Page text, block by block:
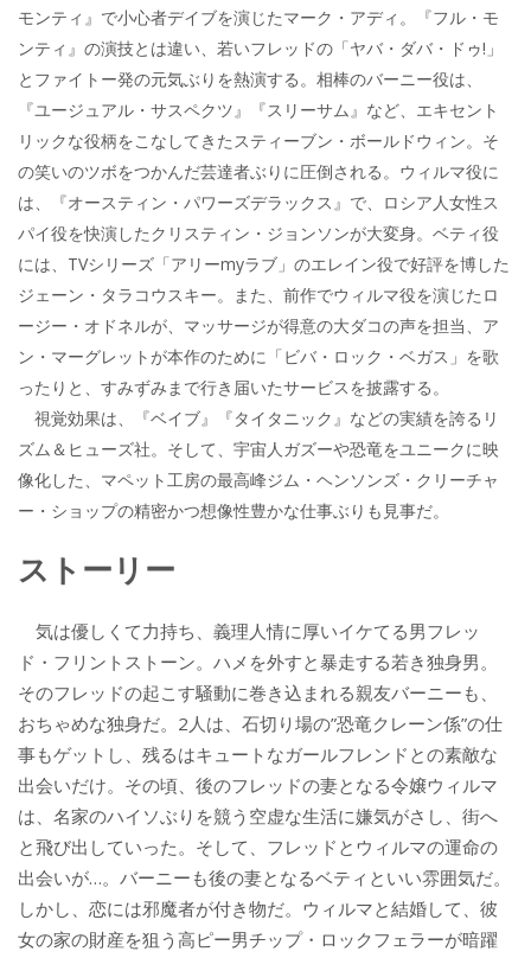
モンティ』で小心者デイブを演じたマーク・アディ。『フル・モ
ンティ』の演技とは違い、若いフレッドの「ヤバ・ダバ・ドゥ!」
とファイトー発の元気ぶりを熱演する。相棒のバーニー役は、
『ユージュアル・サスペクツ』『スリーサム』など、エキセント
リックな役柄をこなしてきたスティーブン・ボールドウィン。そ
の笑いのツボをつかんだ芸達者ぶりに圧倒される。ウィルマ役に
は、『オースティン・パワーズデラックス』で、ロシア人女性ス
パイ役を快演したクリスティン・ジョンソンが大変身。ベティ役
には、TVシリーズ「アリーmyラブ」のエレイン役で好評を博した
ジェーン・タラコウスキー。また、前作でウィルマ役を演じたロ
ージー・オドネルが、マッサージが得意の大ダコの声を担当、ア
ン・マーグレットが本作のために「ビバ・ロック・ベガス」を歌
ったりと、すみずみまで行き届いたサービスを披露する。
視覚効果は、『ベイブ』『タイタニック』などの実績を誇るリ
ズム＆ヒューズ社。そして、宇宙人ガズーや恐竜をユニークに映
像化した、マペット工房の最高峰ジム・ヘンソンズ・クリーチャ
ー・ショップの精密かつ想像性豊かな仕事ぶりも見事だ。
ストーリー
気は優しくて力持ち、義理人情に厚いイケてる男フレッ
ド・フリントストーン。ハメを外すと暴走する若き独身男。
そのフレッドの起こす騒動に巻き込まれる親友バーニーも、
おちゃめな独身だ。2人は、石切り場の”恐竜クレーン係”の仕
事もゲットし、残るはキュートなガールフレンドとの素敵な
出会いだけ。その頃、後のフレッドの妻となる令嬢ウィルマ
は、名家のハイソぶりを競う空虚な生活に嫌気がさし、街へ
と飛び出していった。そして、フレッドとウィルマの運命の
出会いが…。バーニーも後の妻となるベティといい雰囲気だ。
しかし、恋には邪魔者が付き物だ。ウィルマと結婚して、彼
女の家の財産を狙う高ピー男チップ・ロックフェラーが暗躍